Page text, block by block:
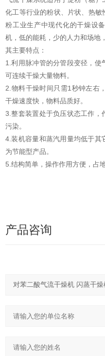
化工等行业的粉状、片状、热
粉工业生产中现代化的干燥设
机，低的能耗，少的人力和场地
其主要特点：
1.利用脉冲管的分管段变径，使
可连续干燥大量物料。
2.物料干燥时间只需1秒钟左右
干燥速度快，物料品质好。
3.整套装置处于负压状态工作，
污染。
4.装机容量和蒸汽用量均低于其
为节能型产品。
5.结构简单，操作作用方便，占
产品咨询